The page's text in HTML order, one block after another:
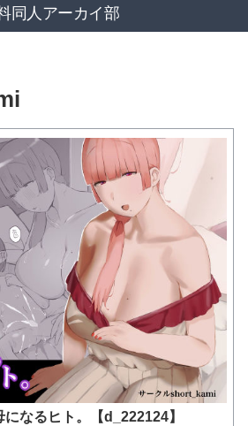
同人アーカイ部
なるヒト。【d_222124】